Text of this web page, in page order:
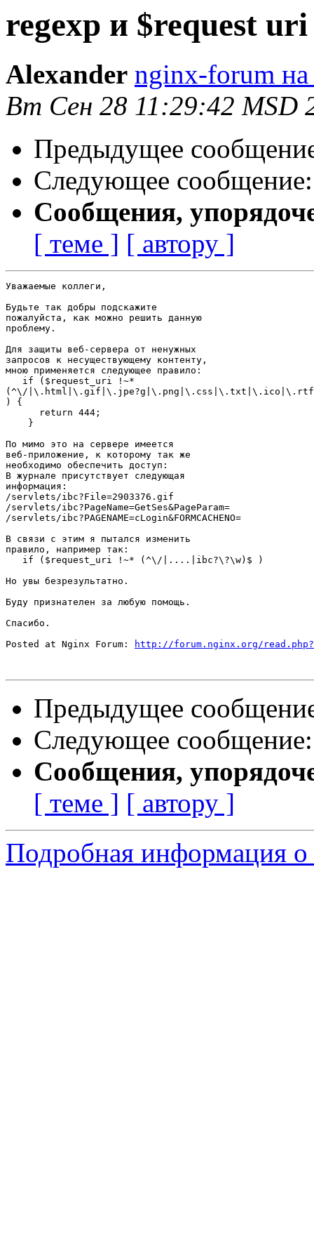
regexp и $request uri
Alexander nginx-forum
Вт Сен 28 11:29:42 MSD
Предыдущее
Следующее
Сообщения,
[ теме ] [ автору ]
Уважаемые коллеги,
Будьте так добры подскажите
пожалуйста, как можно решить данную
проблему.
Для защиты веб-сервера от ненужных
запросов к несуществующему контенту,
мною применяется следующее правило:
   if ($request_uri !~*
(^\/
) {
      return 444;
    }
По мимо это на сервере имеется
веб-приложение, к которому так же
необходимо обеспечить доступ:
В журнале присутствует следующая
информация:
/servlets/ibc?File=2903376.gif
/servlets/ibc?PageName=GetSes&PageParam=
/servlets/ibc?PAGENAME=cLogin&FORMCACHENO=
В связи с этим я пытался изменить
правило, например так:
   if ($request_uri !~* (^\/|....|ibc?\?\w)$ )
Но увы безрезультатно.
Буду признателен за любую помощь.
Спасибо.
Posted at Nginx Forum:
http://forum.nginx.org/
Предыдущее
Следующее
Сообщения,
[ теме ] [ автору ]
Подробная информация